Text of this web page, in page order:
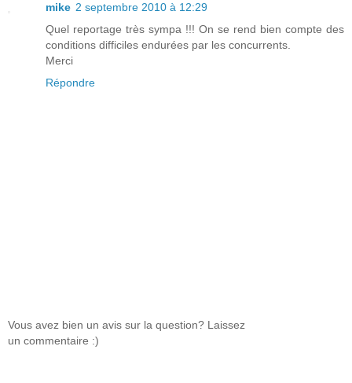
mike 2 septembre 2010 à 12:29
Quel reportage très sympa !!! On se rend bien compte des
conditions difficiles endurées par les concurrents.
Merci
Répondre
Vous avez bien un avis sur la question? Laissez
un commentaire :)